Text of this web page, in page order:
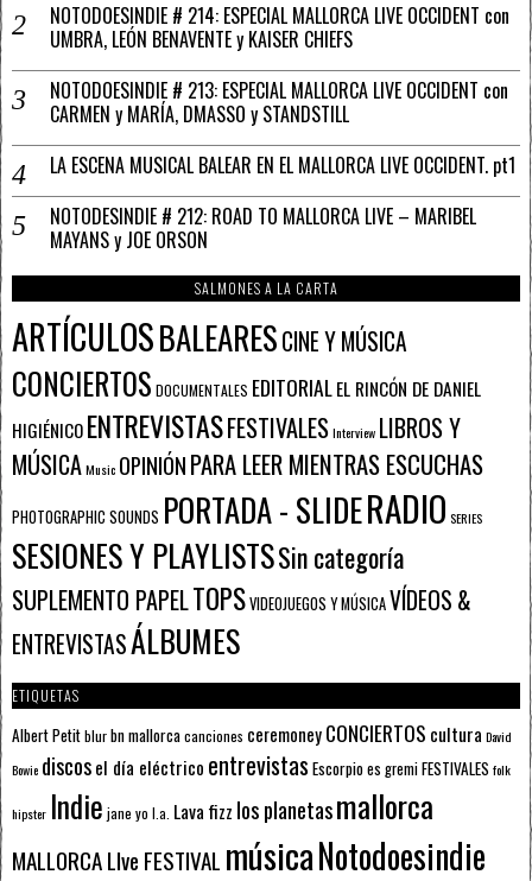
NOTODOESINDIE # 214: ESPECIAL MALLORCA LIVE OCCIDENT con
UMBRA, LEÓN BENAVENTE y KAISER CHIEFS
NOTODOESINDIE # 213: ESPECIAL MALLORCA LIVE OCCIDENT con
CARMEN y MARÍA, DMASSO y STANDSTILL
LA ESCENA MUSICAL BALEAR EN EL MALLORCA LIVE OCCIDENT. pt1
NOTODESINDIE # 212: ROAD TO MALLORCA LIVE – MARIBEL
MAYANS y JOE ORSON
SALMONES A LA CARTA
ARTÍCULOSBALEARESCINE Y MÚSICA
CONCIERTOS DOCUMENTALES EDITORIALEL RINCÓN DE DANIEL
HIGIÉNICOENTREVISTASFESTIVALESInterview LIBROS Y
MÚSICAMusic OPINIÓNPARA LEER MIENTRAS ESCUCHAS
PHOTOGRAPHIC SOUNDS PORTADA - SLIDERADIO SERIES
SESIONES Y PLAYLISTSSin categoría
SUPLEMENTO PAPELTOPSVIDEOJUEGOS Y MÚSICAVÍDEOS &
ENTREVISTASÁLBUMES
ETIQUETAS
Albert Petitblurbn mallorcacanciones ceremoneyCONCIERTOS cultura David
Bowie discosel día eléctrico entrevistas Escorpioes gremiFESTIVALES folk
hipster Indie jane yo l.a. Lava fizz los planetasmallorca
MALLORCA LIve FESTIVAL músicaNotodoesindie